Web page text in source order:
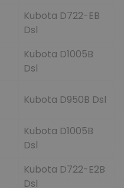
Kubota D722-EB
Dsl
Kubota D1005B
Dsl
Kubota D950B Dsl
Kubota D1005B
Dsl
Kubota D722-E2B
Dsl